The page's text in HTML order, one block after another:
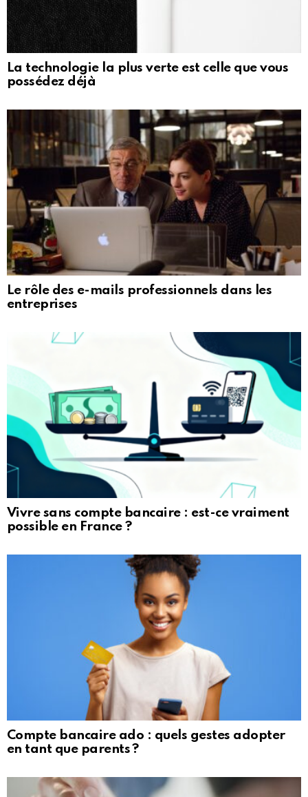
La technologie la plus verte est celle que vous
possédez déjà
Le rôle des e-mails professionnels dans les
entreprises
Vivre sans compte bancaire : est-ce vraiment
possible en France ?
Compte bancaire ado : quels gestes adopter
en tant que parents ?